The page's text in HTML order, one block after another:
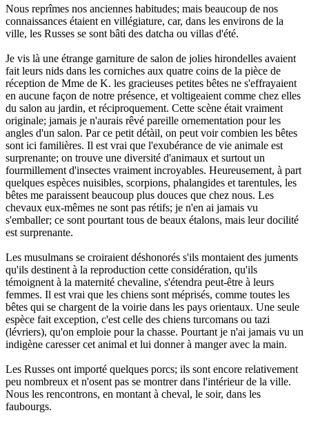
Nous reprîmes nos anciennes habitudes; mais beaucoup de nos
connaissances étaient en villégiature, car, dans les environs de la
ville, les Russes se sont bâti des datcha ou villas d'été.
Je vis là une étrange garniture de salon de jolies hirondelles avaient
fait leurs nids dans les corniches aux quatre coins de la pièce de
réception de Mme de K. les gracieuses petites bêtes ne s'effrayaient
en aucune façon de notre présence, et voltigeaient comme chez elles
du salon au jardin, et réciproquement. Cette scène était vraiment
originale; jamais je n'aurais rêvé pareille ornementation pour les
angles d'un salon. Par ce petit détàil, on peut voir combien les bêtes
sont ici familières. Il est vrai que l'exubérance de vie animale est
surprenante; on trouve une diversité d'animaux et surtout un
fourmillement d'insectes vraiment incroyables. Heureusement, à part
quelques espèces nuisibles, scorpions, phalangides et tarentules, les
bêtes me paraissent beaucoup plus douces que chez nous. Les
chevaux eux-mêmes ne sont pas rétifs; je n'en ai jamais vu
s'emballer; ce sont pourtant tous de beaux étalons, mais leur docilité
est surprenante.
Les musulmans se croiraient déshonorés s'ils montaient des juments
qu'ils destinent à la reproduction cette considération, qu'ils
témoignent à la maternité chevaline, s'étendra peut-être à leurs
femmes. Il est vrai que les chiens sont méprisés, comme toutes les
bêtes qui se chargent de la voirie dans les pays orientaux. Une seule
espèce fait exception, c'est celle des chiens turcomans ou tazi
(lévriers), qu'on emploie pour la chasse. Pourtant je n'ai jamais vu un
indigène caresser cet animal et lui donner à manger avec la main.
Les Russes ont importé quelques porcs; ils sont encore relativement
peu nombreux et n'osent pas se montrer dans l'intérieur de la ville.
Nous les rencontrons, en montant à cheval, le soir, dans les
faubourgs.